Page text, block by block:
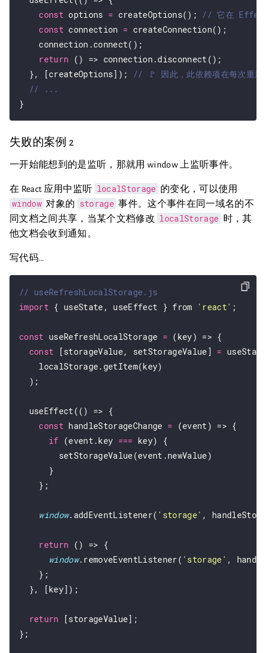
const options = createOptions();
const connection = createConnection();
    connection.connect();
return () => connection.disconnect();
  }, [createOptions]);
失败的案例 2
一开始能想到的是监听，那就用 window 上监听事件。
在 React 应用中监听 localStorage 的变化，可以使用
window 对象的 storage 事件。这个事件在同一域名的不
同文档之间共享，当某个文档修改 localStorage
时，其
他文档会收到通知。
写代码…
import { useState, useEffect } from 'react' ;
const useRefreshLocalStorage = (key) => {
const [storageValue, setStorageValue] =
    localStorage.getItem(key)
  );
  useEffect(() => {
const handleStorageChange = (event) => {
if (event.key === key) {
        setStorageValue(event.newValue)
      }
    };
window.addEventListener( 'storage' ,
return () => {
window.removeEventListener( 'storage' ,
    };
  }, [key]);
return [storageValue];
};